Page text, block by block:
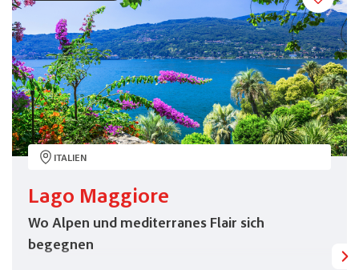
ITALIEN
Lago Maggiore
Wo Alpen und mediterranes Flair sich
begegnen